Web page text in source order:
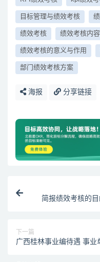
目标管理与绩效考核
绩效考核 绩效考核内容
绩效考核的意义与作用
部门绩效考核方案
海报 分享链接
简报绩效考核的
下一篇
广西桂林事业编待遇 事业